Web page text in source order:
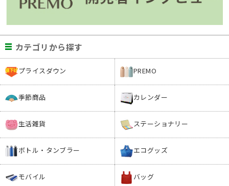
カテゴリから探す
プライスダウン PREMO
季節商品 カレンダー
生活雑貨 ステーショナリー
ボトル・タンブラー エコグッズ
モバイル バッグ